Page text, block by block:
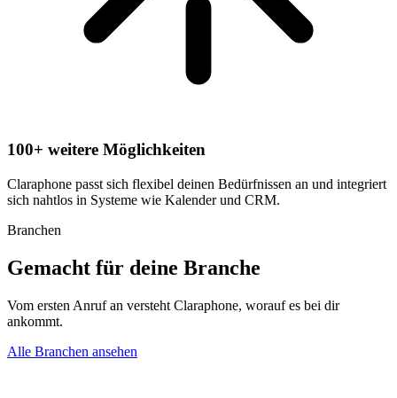
100+ weitere Möglichkeiten
Claraphone passt sich flexibel deinen Bedürfnissen an und integriert
sich nahtlos in Systeme wie Kalender und CRM.
Branchen
Gemacht für deine Branche
Vom ersten Anruf an versteht Claraphone, worauf es bei dir
ankommt.
Alle Branchen ansehen